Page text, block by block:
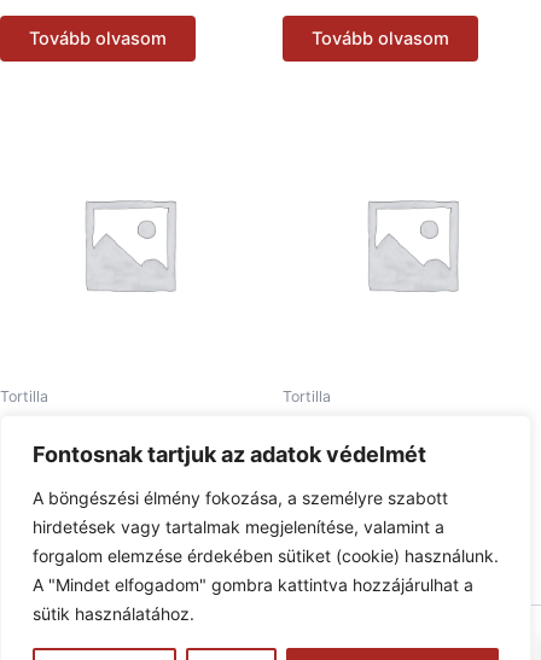
Fontosnak tartjuk az adatok védelmét
A böngészési élmény fokozása, a személyre szabott
hirdetések vagy tartalmak megjelenítése, valamint a
forgalom elemzése érdekében sütiket (cookie) használunk.
A "Mindet elfogadom" gombra kattintva hozzájárulhat a
sütik használatához.
Tovább olvasom Tovább olvasom
Tortilla
1.690Ft
Tovább olvasom
Tortilla
1.690Ft
Tovább olvasom
Copyright © 2026 Pizzaphone | Powered byAstra WordPress